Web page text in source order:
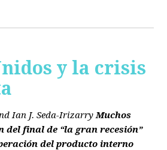
y la crisis
Ian J. Seda-Irizarry Muchos
del final de “la gran recesión”
del producto interno